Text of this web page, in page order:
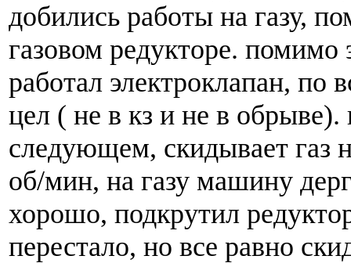
добились работы на газу,
газовом редукторе. помимо
работал электроклапан, по
цел ( не в кз и не в обрыве).
следующем, скидывает газ
об/мин, на газу машину
хорошо, подкрутил
перестало, но все равно